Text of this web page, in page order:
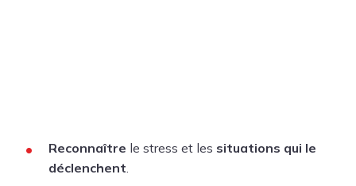
Reconnaître le stress et les situations qui le
déclenchent